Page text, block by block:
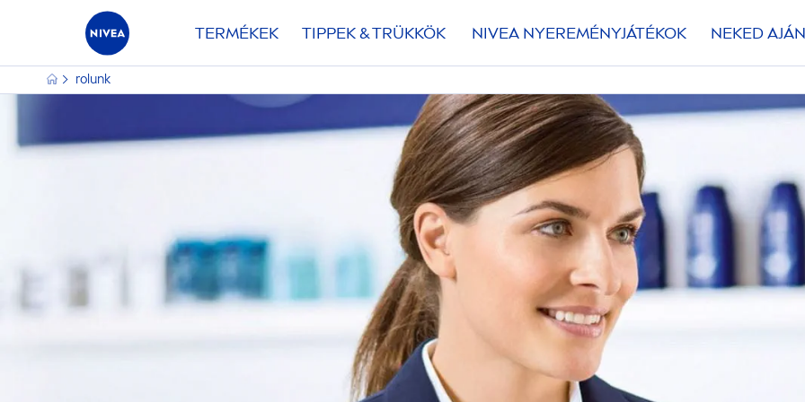
TERMÉKEK TIPPEK & TRÜKKÖK NIVEA NYEREMÉNYJÁTÉKOK NEKED
rolunk